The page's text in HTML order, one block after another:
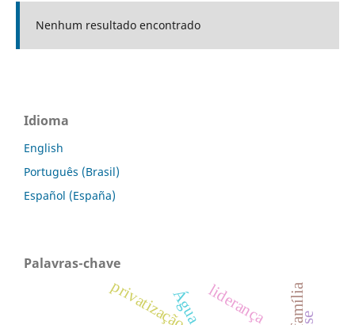
Nenhum resultado encontrado
Idioma
English
Português (Brasil)
Español (España)
Palavras-chave
privatização
Água liderança família